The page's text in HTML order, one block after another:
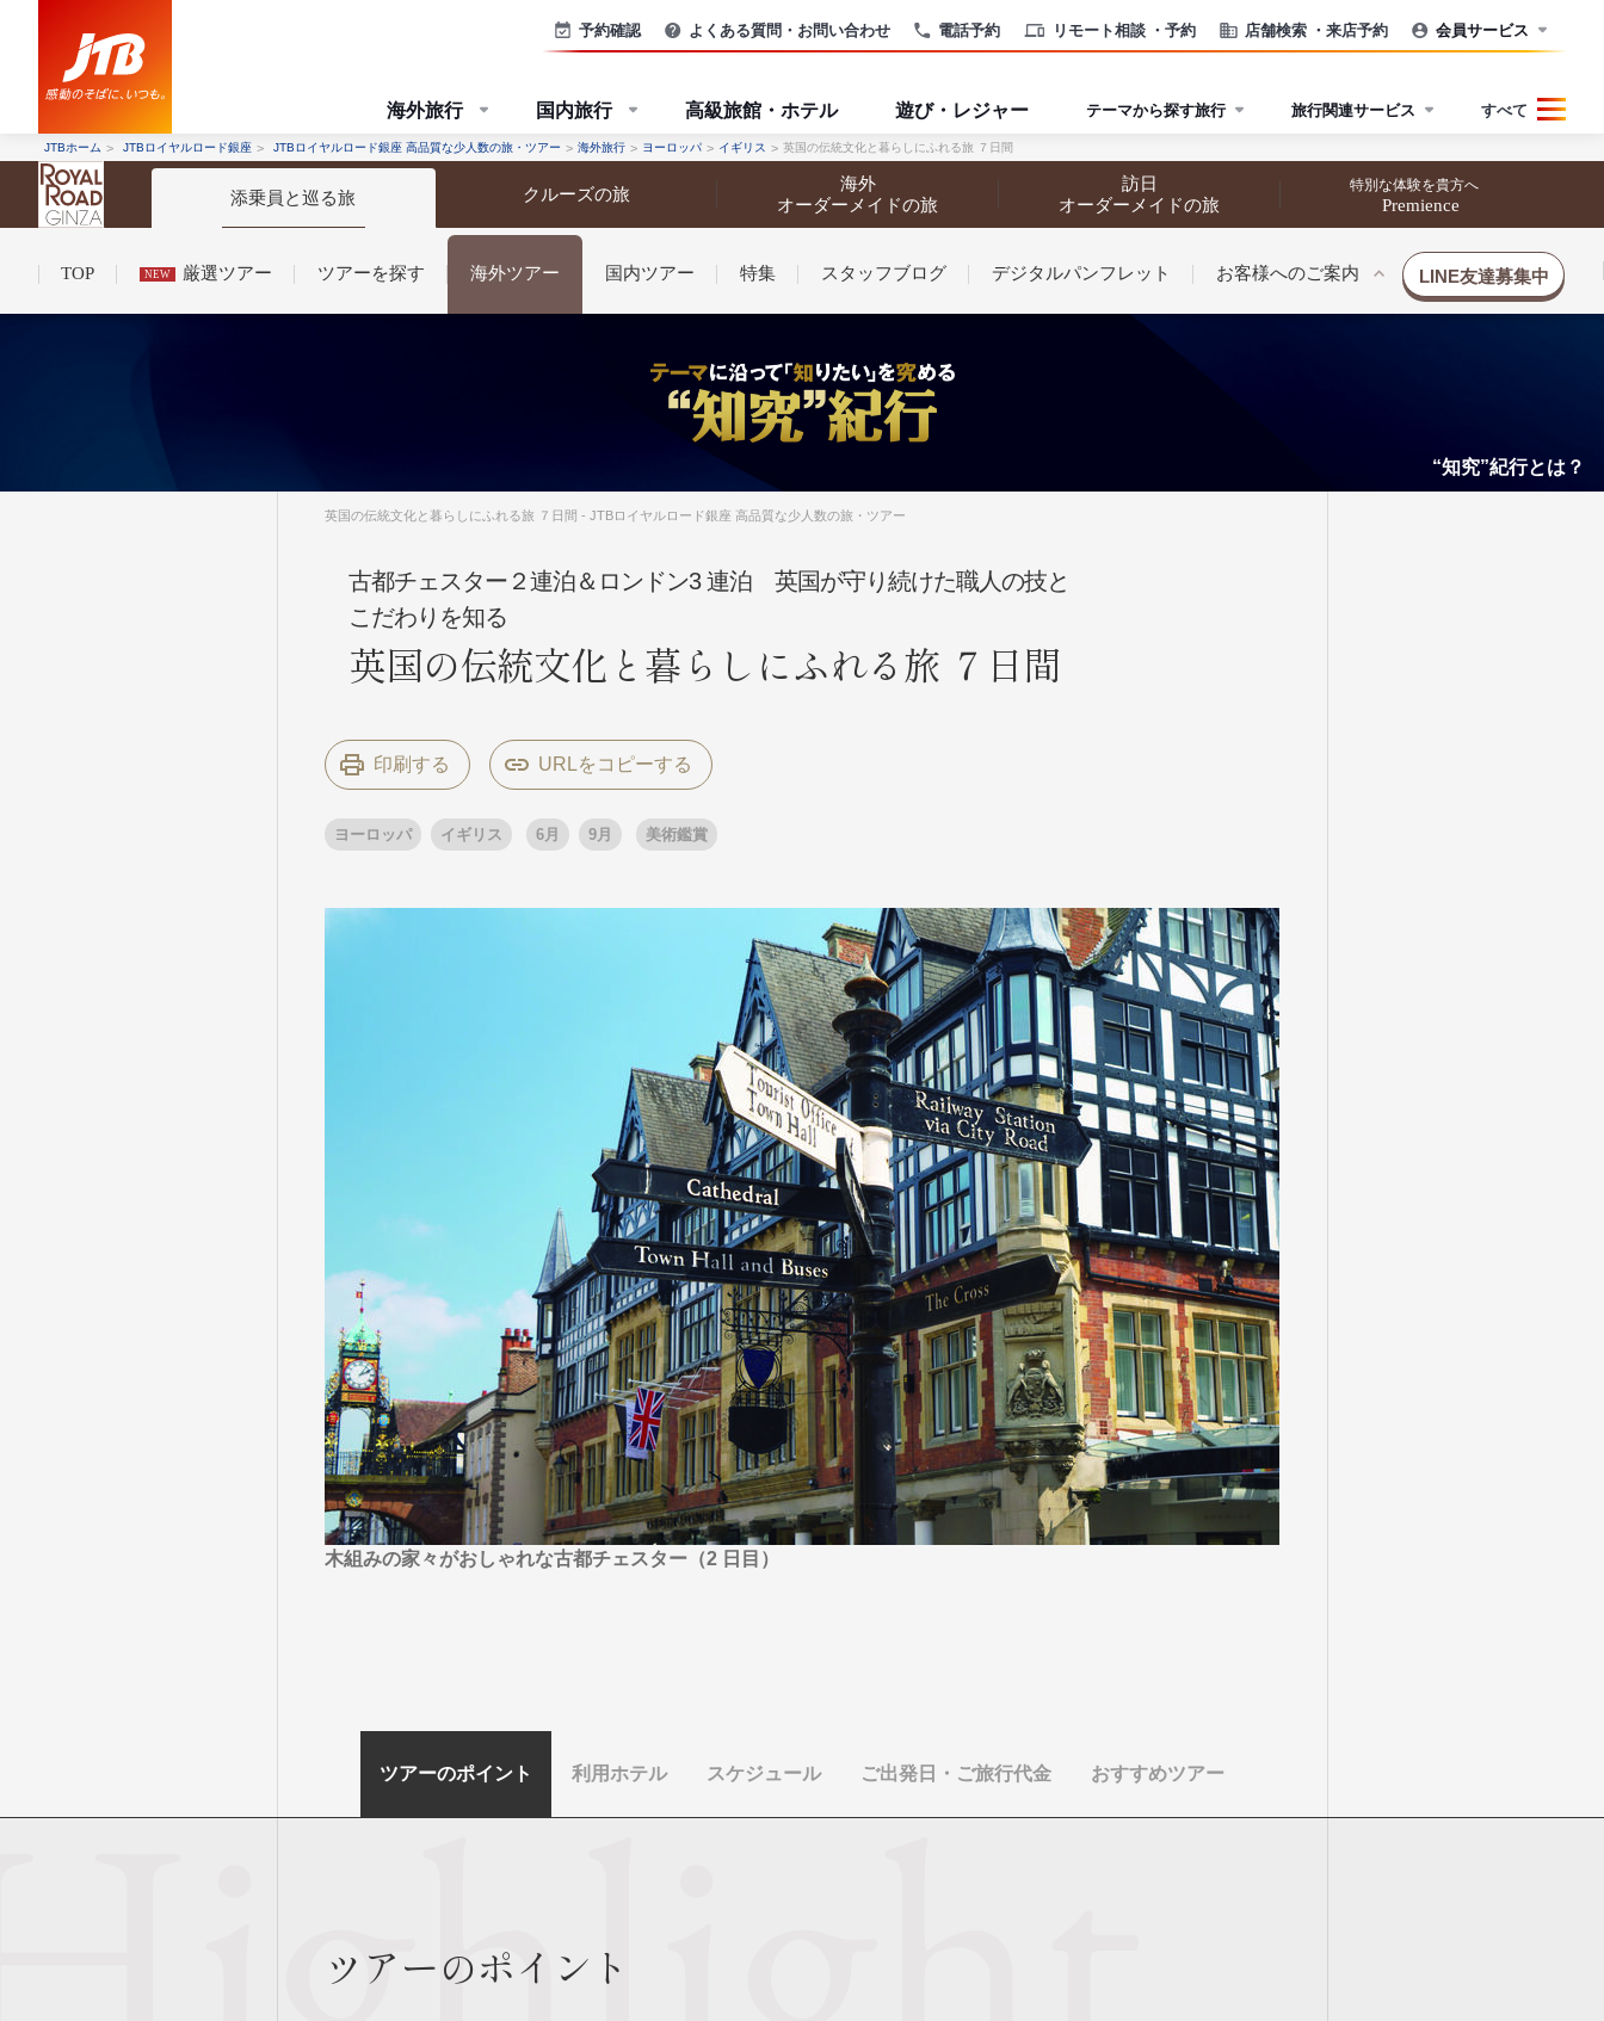
電話予約 リモート相談 ・予約 店舗検索 ・来店予約
予約確認 よくある質問・お問い合わせ 会員サービス
海外旅行 国内旅行 高級旅館・ホテル 遊び・レジャー テーマから探す旅行 旅行関連サービス すべて
JTBホーム JTBロイヤルロード銀座 JTBロイヤルロード銀座 高品質な少人数の旅・ツアー 海外旅行 ヨーロッパ イギリス 英国の伝統文化と暮らしにふれる旅 ７日間
添乗員と巡る旅 クルーズの旅
海外
オーダーメイドの旅
訪日
オーダーメイドの旅
特別な体験を貴方へ
Premience
TOP NEW 厳選ツアー ツアーを探す 海外ツアー 国内ツアー 特集 スタッフブログ デジタルパンフレット お客様へのご案内
コンシェルジュ紹介お申し込みの流れ法人企業・自治体のみなさまへ
LINE友達募集中
条件から探す
条件から探す
キーワード
出発地とエリア
7月 8月 9月
10月
ゴールデンウィーク お盆・夏休み 年末年始
夢の休日 | 海外旅行
ヨーロッパの田舎（村・町）
名門・名物ホテルに泊まる
グルメ リゾート 一都市滞在 お祭り・イベント
絶景
日系航空会社で行く
世界遺産を訪れる
1度は見てみたい遺跡
野生動物に出合う
オーロラ クルーズ 音楽鑑賞
名画鑑賞
お花・紅葉
鉄道の旅
ハイキング・トレッキング
専任ガイド・講師同行の旅
1名様からの旅
ラ・プルミエール（エールフランス航空）
条件から探す
条件から探す
キーワード
出発地とエリア
10月 11月 12月
お盆・夏休み
夢の休日 国内旅行 四季彩紀行
祭り 季節の風景 特別企画
ラグジュアリーバスでめぐる
ななつ星in九州
TWILIGHT EXPRESS 瑞風
美食・旬の味覚を味わう
アドベンチャーツーリズム・ウォーキング
観光列車
芸術鑑賞（美術、音楽）・講師同行の旅
“知究”紀行とは？
英国の伝統文化と暮らしにふれる旅 ７日間 - JTBロイヤルロード銀座 高品質な少人数の旅・ツアー
古都チェスター２連泊＆ロンドン3 連泊 英国が守り続けた職人の技と
こだわりを知る
英国の伝統文化と暮らしにふれる旅 ７日間
印刷する
ヨーロッパ イギリス 6月 9月 美術鑑賞
木組みの家々がおしゃれな古都チェスター（2 日目）
ツアーのポイント 利用ホテル スケジュール ご出発日・ご旅行代金 おすすめツアー
ツアーのポイント